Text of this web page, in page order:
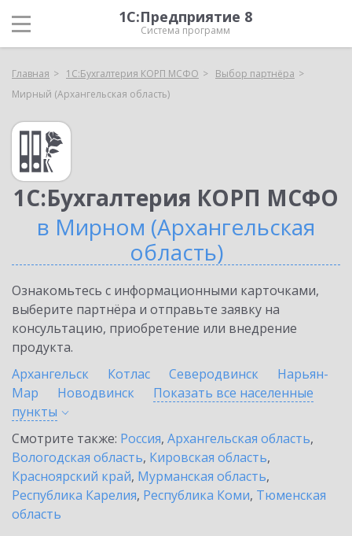
1С:Предприятие 8
Система программ
Главная 1С:Бухгалтерия КОРП МСФО
Выбор партнёра
Мирный (Архангельская область)
1С:Бухгалтерия КОРП МСФО
в Мирном (Архангельская
область)
Ознакомьтесь с информационными карточками,
выберите партнёра и отправьте заявку на
консультацию, приобретение или внедрение
продукта.
Архангельск
Котлас Северодвинск
Нарьян-
Мар
Новодвинск
Показать все населенные
пункты
Смотрите также: Россия, Архангельская область,
Вологодская область, Кировская область,
Красноярский край, Мурманская область,
Республика Карелия, Республика Коми, Тюменская
область